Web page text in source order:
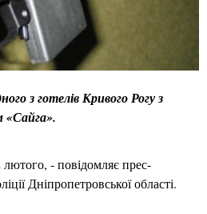
з готелів Кривого Рогу з
«Сайга».
- повідомляє прес-
Дніпропетровської області.